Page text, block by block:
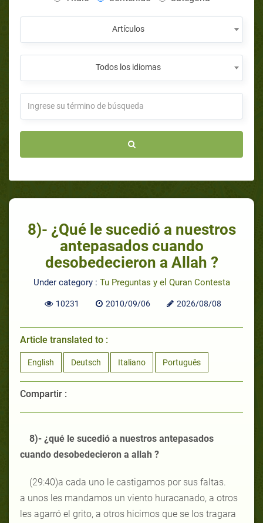
Artículos
Todos los idiomas
8)- ¿Qué le sucedió a nuestros
antepasados cuando
desobedecieron a Allah ?
Under category : Tu Preguntas y el Quran Contesta
10231 2010/09/06 2026/08/08
Article translated to :
English Deutsch Italiano Português
Compartir :
8)- ¿qué le sucedió a nuestros antepasados
cuando desobedecieron a allah ?
(29:40)a cada uno le castigamos por sus faltas.
a unos les mandamos un viento huracanado, a otros
les agarró el grito, a otros hicimos que se los tragara